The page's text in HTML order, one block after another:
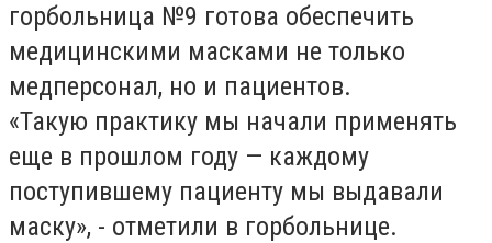
горбольница №9 готова обеспечить
медицинскими масками не только
медперсонал, но и пациентов.
«Такую практику мы начали применять
еще в прошлом году — каждому
поступившему пациенту мы выдавали
маску», - отметили в горбольнице.